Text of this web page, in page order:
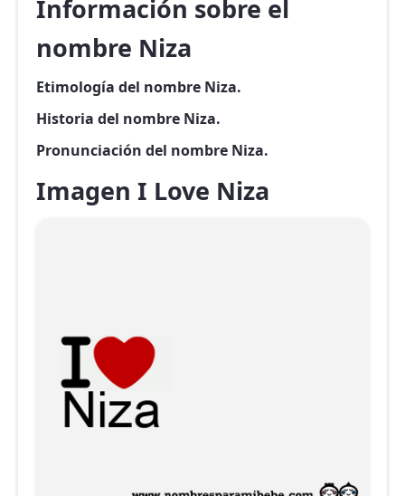
Información sobre el
nombre Niza
Etimología del nombre Niza.
Historia del nombre Niza.
Pronunciación del nombre Niza.
Imagen I Love Niza